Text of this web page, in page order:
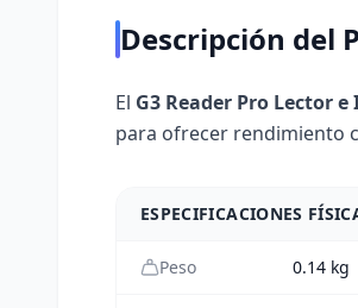
Descripción del
El G3 Reader Pro Lector
para ofrecer rendimiento
ESPECIFICACIONES
Peso 0.14 kg